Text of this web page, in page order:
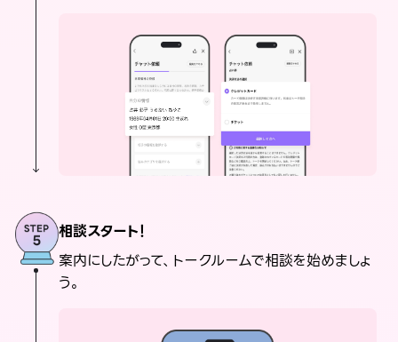
相談スタート！
案内にしたがって、トークルームで相談を始めましょ
う。